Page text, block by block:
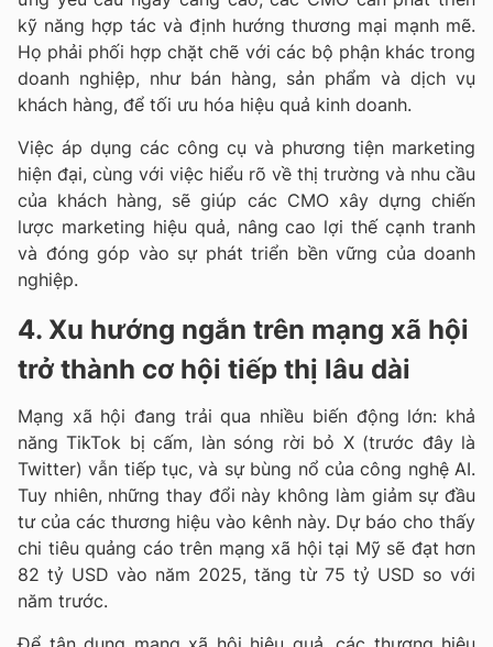
kỹ năng hợp tác và định hướng thương mại mạnh mẽ.
Họ phải phối hợp chặt chẽ với các bộ phận khác trong
doanh nghiệp, như bán hàng, sản phẩm và dịch vụ
khách hàng, để tối ưu hóa hiệu quả kinh doanh.
Việc áp dụng các công cụ và phương tiện marketing
hiện đại, cùng với việc hiểu rõ về thị trường và nhu cầu
của khách hàng, sẽ giúp các CMO xây dựng chiến
lược marketing hiệu quả, nâng cao lợi thế cạnh tranh
và đóng góp vào sự phát triển bền vững của doanh
nghiệp.
4. Xu hướng ngắn trên mạng xã hội
trở thành cơ hội tiếp thị lâu dài
Mạng xã hội đang trải qua nhiều biến động lớn: khả
năng TikTok bị cấm, làn sóng rời bỏ X (trước đây là
Twitter) vẫn tiếp tục, và sự bùng nổ của công nghệ AI.
Tuy nhiên, những thay đổi này không làm giảm sự đầu
tư của các thương hiệu vào kênh này. Dự báo cho thấy
chi tiêu quảng cáo trên mạng xã hội tại Mỹ sẽ đạt hơn
82 tỷ USD vào năm 2025, tăng từ 75 tỷ USD so với
năm trước.